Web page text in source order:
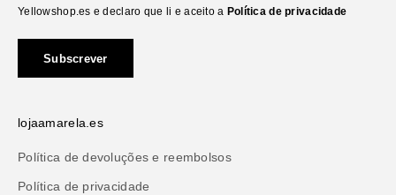
Yellowshop.es e declaro que li e aceito a Política de privacidade
Subscrever
lojaamarela.es
Política de devoluções e reembolsos
Política de privacidade